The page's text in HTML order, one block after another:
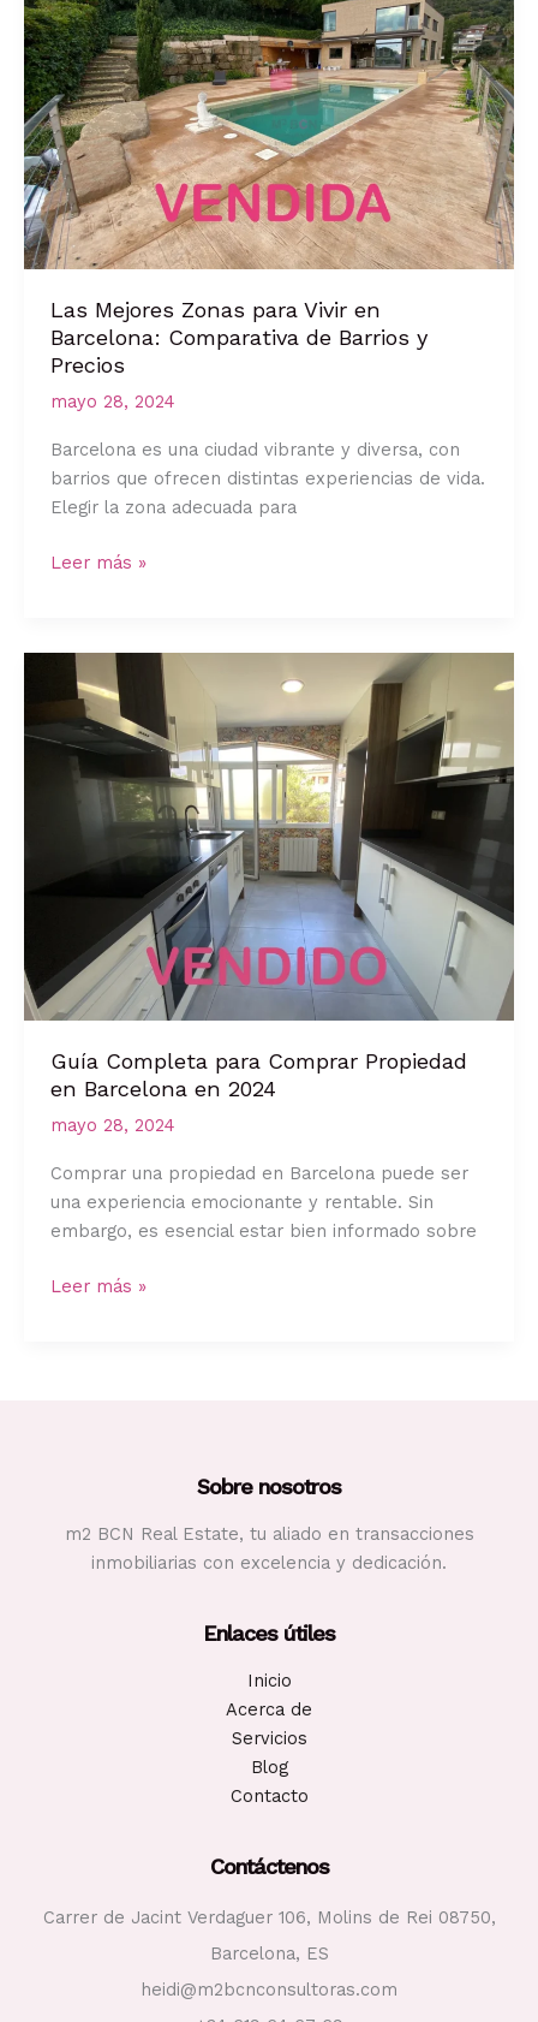
en
Barcelona
Las Mejores Zonas para Vivir en
Barcelona: Comparativa de Barrios y
Precios
mayo 28, 2024
Barcelona es una ciudad vibrante y diversa, con
barrios que ofrecen distintas experiencias de vida.
Elegir la zona adecuada para
Las
para
Vivir
en
Barcelona:
Comparativa
Precios
Leer más »
Guía Completa para Comprar Propiedad
en Barcelona en 2024
mayo 28, 2024
Comprar una propiedad en Barcelona puede ser
una experiencia emocionante y rentable. Sin
embargo, es esencial estar bien informado sobre
Guía
Leer más »
Sobre nosotros
m2 BCN Real Estate, tu aliado en transacciones
inmobiliarias con excelencia y dedicación.
Enlaces útiles
Inicio
Acerca de
Servicios
Blog
Contacto
Contáctenos
Carrer de Jacint Verdaguer 106, Molins de Rei 08750,
Barcelona, ES
heidi@m2bcnconsultoras.com